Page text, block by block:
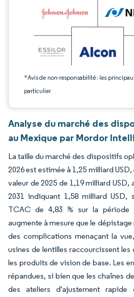
*Avis de non-responsabilité : les
particulier
Analyse du marché des
au Mexique par Mordor
La taille du marché des dispositifs
2026 est estimée à 1,25 milliard
valeur de 2025 de 1,19 milliard
2031 indiquant 1,58 milliard USD,
TCAC de 4,83 % sur la période
augmente à mesure que le
des complications menaçant la
usines de lentilles raccourcissent
les produits de vision de base. Les
répandues, si bien que les chaînes
des ateliers d'ajustement